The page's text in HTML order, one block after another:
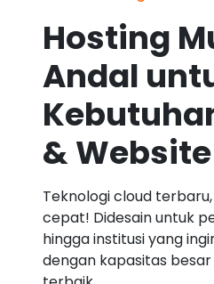
Hosting
Andal
& Website
Teknologi cloud
cepat! Didesain untuk
hingga institusi yang
dengan kapasitas